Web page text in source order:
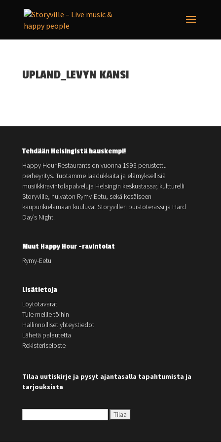
UPLAND_LEVYN KANSI
Tehdään Helsingistä hauskempi!
Happy Hour Restaurants on vuonna 1993 perustettu
perheyritys. Tuotamme laadukkaita ja elämyksellisiä
musiikkiravintolapalveluja Helsingin keskustassa; kultturelli
Storyville, hulvaton Rymy-Eetu, sekä kesäiseen
kaupunkielämään kuuluvat Storyvillen puistoterassi ja Hard
Day’s Night.
Muut Happy Hour -ravintolat
Rymy-Eetu
Lisätietoja
Löytötavarat
Tule meille töihin
Hallinnolliset yhteystiedot
Lähetä palautetta
Rekisteriseloste
Tilaa uutiskirje ja pysyt ajantasalla tapahtumista ja
tarjouksista